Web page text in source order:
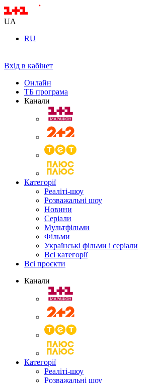
UA
RU
Вхід в кабінет
Онлайн
ТБ програма
Канали
Категорії
Реаліті-шоу
Розважальні шоу
Новини
Серіали
Мультфільми
Фільми
Українські фільми і серіали
Всі категорії
Всі проєкти
Канали
Категорії
Реаліті-шоу
Розважальні шоу